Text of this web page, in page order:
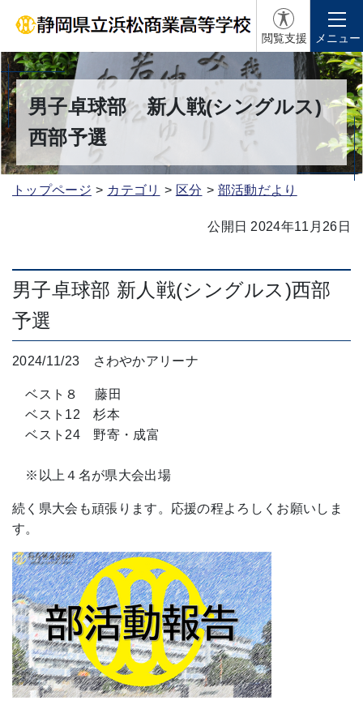
閲覧支援 メニュー
男子卓球部 新人戦(シングルス)
西部予選
トップページ カテゴリ 区分 部活動だより
公開日 2024年11月26日
男子卓球部 新人戦(シングルス)西部
予選
2024/11/23 さわやかアリーナ
ベスト８ 藤田
ベスト12 杉本
ベスト24 野寄・成富
※以上４名が県大会出場
続く県大会も頑張ります。応援の程よろしくお願いしま
す。